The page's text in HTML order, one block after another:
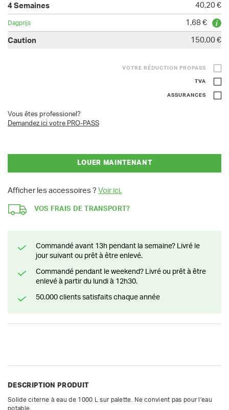
40,20 €
1,68 €
150,00 €
VOTRE RÉDUCTION PROPASS
TVA
ASSURANCES
Vous êtes professionel?
Demandez ici votre PRO-PASS
LOUER MAINTENANT
Afficher les accessoires ? Voir ici.
VOS FRAIS DE TRANSPORT?
Commandé avant 13h pendant la semaine? Livré le
jour suivant ou prêt à être enlevé.
Commandé pendant le weekend? Livré ou prêt à être
enlevé à partir du lundi à 12h30.
50.000 clients satisfaits chaque année
DESCRIPTION PRODUIT
Solide citerne à eau de 1000 L sur palette. Ne convient pas pour l'eau
potable.